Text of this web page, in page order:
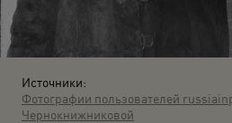
Источники:
Фотографии пользователей
Чернокнижниковой